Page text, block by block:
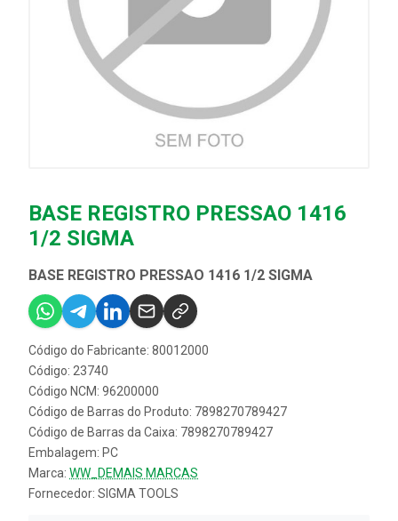
BASE REGISTRO PRESSAO 1416
1/2 SIGMA
BASE REGISTRO PRESSAO 1416 1/2 SIGMA
Código do Fabricante: 80012000
Código: 23740
Código NCM: 96200000
Código de Barras do Produto: 7898270789427
Código de Barras da Caixa: 7898270789427
Embalagem: PC
Marca: WW_DEMAIS MARCAS
Fornecedor: SIGMA TOOLS